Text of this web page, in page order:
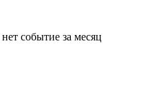
нет событие за месяц